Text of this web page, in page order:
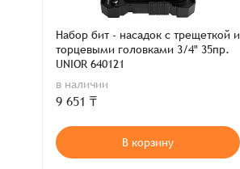
Набор бит - насадок с трещеткой и
торцевыми головками 3/4" 35пр.
UNIOR 640121
в наличии
9 651 ₸
В корзину